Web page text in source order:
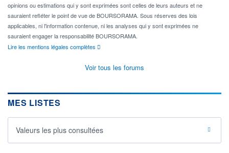
opinions ou estimations qui y sont exprimées sont celles de leurs auteurs et ne
sauraient refléter le point de vue de BOURSORAMA. Sous réserves des lois
applicables, ni l'information contenue, ni les analyses qui y sont exprimées ne
sauraient engager la responsabilité BOURSORAMA.
Lire les mentions légales complètes
Voir tous les forums
MES LISTES
Valeurs les plus consultées